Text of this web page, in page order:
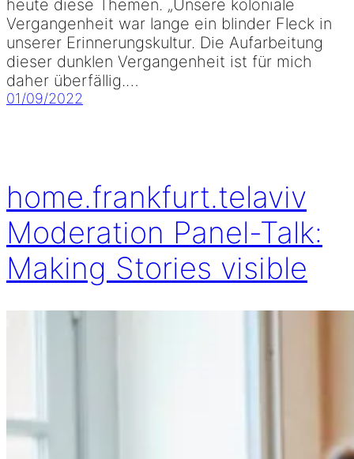
heute diese Themen. „Unsere koloniale
Vergangenheit war lange ein blinder Fleck in
unserer Erinnerungskultur. Die Aufarbeitung
dieser dunklen Vergangenheit ist für mich
daher überfällig.…
01/09/2022
home.frankfurt.telaviv
Moderation Panel-Talk:
Making Stories visible